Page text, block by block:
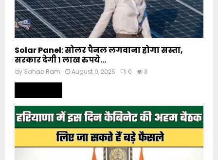
Solar Panel: सोलर पैनल लगवाना होगा सस्ता,
सरकार देगी 1 लाख रुपये...
by Sahab Ram August 9, 2026 0 3